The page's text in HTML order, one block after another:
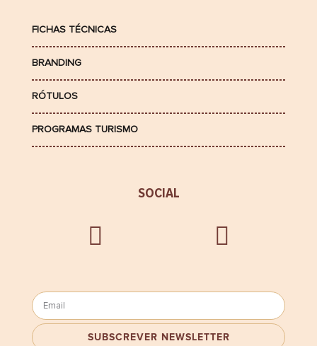
FICHAS TÉCNICAS
BRANDING
RÓTULOS
PROGRAMAS TURISMO
SOCIAL